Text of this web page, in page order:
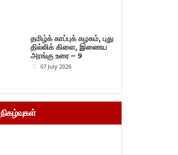
தமிழ்க் காப்புக் கழகம், புது
தில்லிக் கிளை, இணைய
அரங்கு உரை – 9
07 July 2026
நிகழ்வுகள்